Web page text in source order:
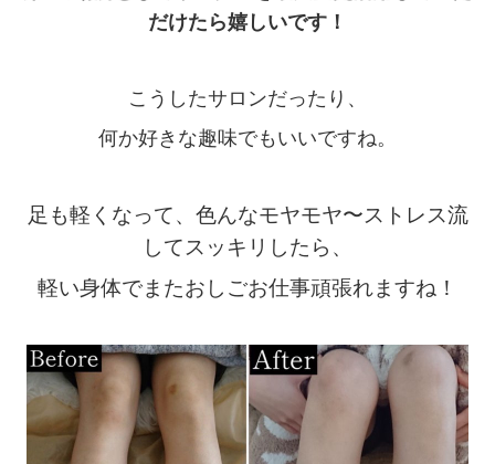
だけたら嬉しいです！
こうしたサロンだったり、
何か好きな趣味でもいいですね。
足も軽くなって、色んなモヤモヤ〜ストレス流
してスッキリしたら、
軽い身体でまたおしごお仕事頑張れますね！